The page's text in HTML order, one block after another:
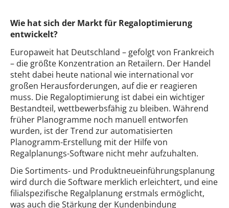
Wie hat sich der Markt für Regaloptimierung
entwickelt?
Europaweit hat Deutschland – gefolgt von Frankreich
– die größte Konzentration an Retailern. Der Handel
steht dabei heute national wie international vor
großen Herausforderungen, auf die er reagieren
muss. Die Regaloptimierung ist dabei ein wichtiger
Bestandteil, wettbewerbsfähig zu bleiben. Während
früher Planogramme noch manuell entworfen
wurden, ist der Trend zur automatisierten
Planogramm-Erstellung mit der Hilfe von
Regalplanungs-Software nicht mehr aufzuhalten.
Die Sortiments- und Produktneueinführungsplanung
wird durch die Software merklich erleichtert, und eine
filialspezifische Regalplanung erstmals ermöglicht,
was auch die Stärkung der Kundenbindung